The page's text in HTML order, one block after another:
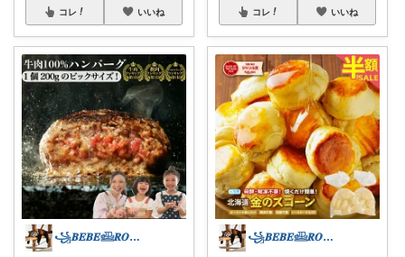
コレ いいね
꧁𝑩𝑬𝑩𝑬𓊝𝑹𝑶𝑶𝑴꧂
コレ いいね
꧁𝑩𝑬𝑩𝑬𓊝𝑹𝑶𝑶𝑴꧂